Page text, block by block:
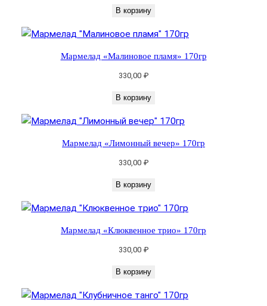
н
г
г
В корзину
Мармелад «Малиновое пламя» 170гр
330,00 ₽
В корзину
Мармелад «Лимонный вечер» 170гр
330,00 ₽
В корзину
Мармелад «Клюквенное трио» 170гр
330,00 ₽
В корзину